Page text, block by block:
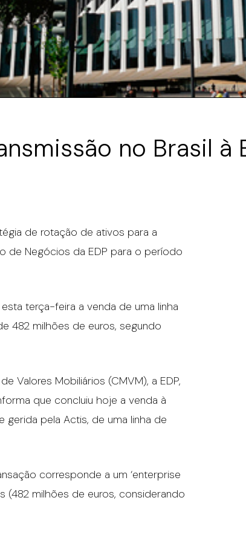
no Brasil
de rotação de ativos para a
de Negócios da EDP para o período
terça-feira a venda de uma linha
482 milhões de euros, segundo
Valores Mobiliários (CMVM), a EDP,
que concluiu hoje a venda à
pela Actis, de uma linha de
corresponde a um ‘enterprise
(482 milhões de euros, considerando